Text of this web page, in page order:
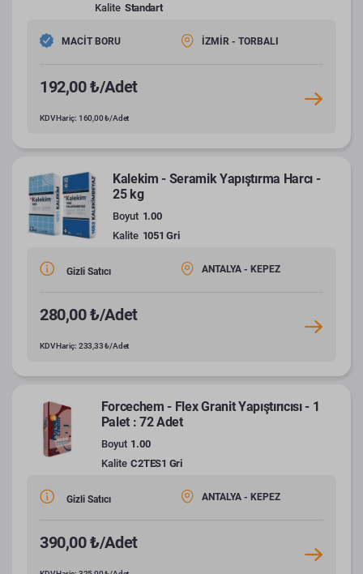
Kalite Standart
MACİT BORU İZMİR - TORBALI
192,00 ₺/Adet
KDV Hariç: 160,00 ₺/Adet
Kalekim - Seramik Yapıştırma Harcı -
25 kg
Boyut 1.00
Kalite 1051 Gri
Gizli Satıcı ANTALYA - KEPEZ
280,00 ₺/Adet
KDV Hariç: 233,33 ₺/Adet
Forcechem - Flex Granit Yapıştırıcısı - 1
Palet : 72 Adet
Boyut 1.00
Kalite C2TES1 Gri
Gizli Satıcı ANTALYA - KEPEZ
390,00 ₺/Adet